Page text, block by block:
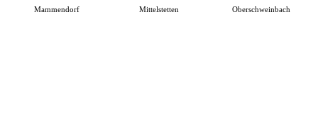
Mammendorf Mittelstetten Oberschweinbach